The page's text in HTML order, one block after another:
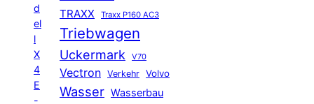
d
el
l
X
4
E
-
TRAXX
Traxx P160 AC3
Triebwagen
Uckermark V70
Vectron Verkehr Volvo
Wasser Wasserbau